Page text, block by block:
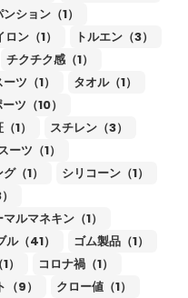
ション（1）
ン（1）
トルエン（3）
チクチク感（1）
ツ（1）
タオル（1）
ツ（10）
1）
スチレン（3）
ーツ（1）
（1）
シリコーン（1）
ルマネキン（1）
（41）
ゴム製品（1）
コロナ禍（1）
9）
クロー値（1）